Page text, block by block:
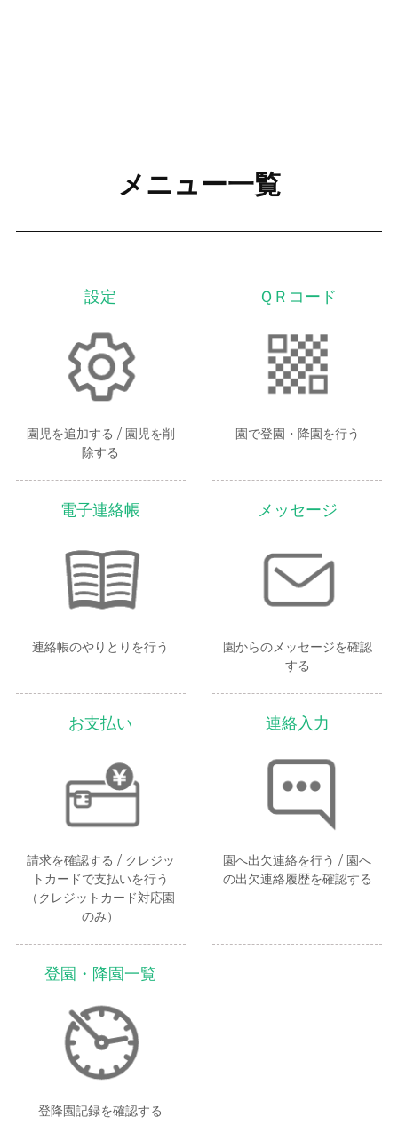
メニュー一覧
設定
園児を追加する / 園児を削
除する
ＱＲコード
園で登園・降園を行う
電子連絡帳
連絡帳のやりとりを行う
メッセージ
園からのメッセージを確認
する
お支払い
請求を確認する / クレジッ
トカードで支払いを行う
（クレジットカード対応園
のみ）
連絡入力
園へ出欠連絡を行う / 園へ
の出欠連絡履歴を確認する
登園・降園一覧
登降園記録を確認する